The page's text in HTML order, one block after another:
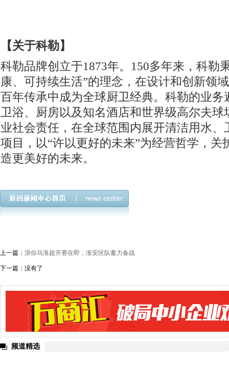
【关于科勒】
科勒品牌创立于1873年。150多年来，科勒
康、可持续生活”的理念，在设计和创新领
百年传承中成为全球厨卫经典。科勒的业务
卫浴、厨房以及知名酒店和世界级高尔夫球
业社会责任，在全球范围内展开清洁用水、
项目，以“许以更好的未来”为经营哲学，关
造更美好的未来。
上一篇： 浪你马淮超开赛在即，淮安区队蓄力备战
下一篇：没有了
频道精选